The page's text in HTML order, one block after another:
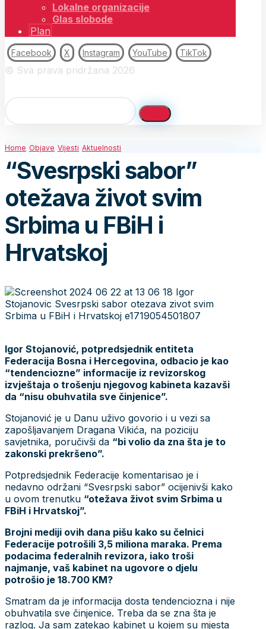
Lokalne organizacije
Glas slobode
Plan
Facebook X Instagram YouTube TikTok
© Sva prava pridržana 2026
Home Objave Vijesti Aktuelnosti
“Svesrpski sabor”
otežava život svim
Srbima u FBiH i
Hrvatskoj
Igor Stojanović, potpredsjednik entiteta
Federacija Bosna i Hercegovina, odbacio je kao
“tendenciozne” informacije iz revizorskog
izvještaja o trošenju njegovog kabineta kazavši
da “nisu obuhvatila sve činjenice”.
Stojanović je u Danu uživo govorio i u vezi sa
zapošljavanjem Dragana Vikića, na poziciju
savjetnika, poručivši da “bi volio da zna šta je to
zakonski prekršeno”.
Potpredsjednik Federacije komentarisao je i
nedavno održani “Svesrpski sabor” ocijenivši kako
u ovom trenutku “otežava život svim Srbima u
FBiH i Hrvatskoj”.
Brojni mediji ovih dana pišu kako su čelnici
Federacije potrošili 3,5 miliona maraka. Prema
podacima federalnih revizora, iako troši
najmanje, vaš kabinet na ugovore o djelu
potrošio je 18.700 KM?
Smatram da je informacija dosta tendenciozna i nije
obuhvatila sve činjenice. Treba da se zna šta je
razlog. Ja sam zatekao kabinet u kojem su mjesta